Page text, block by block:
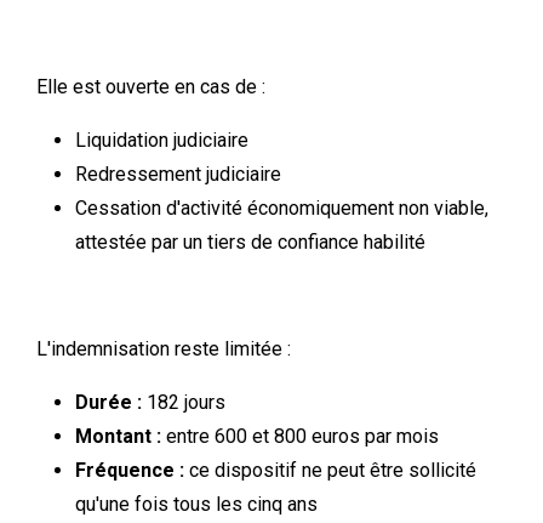
Elle est ouverte en cas de :
Liquidation judiciaire
Redressement judiciaire
Cessation d'activité économiquement non viable,
attestée par un tiers de confiance habilité
L'indemnisation reste limitée :
Durée : 182 jours
Montant : entre 600 et 800 euros par mois
Fréquence : ce dispositif ne peut être sollicité
qu'une fois tous les cinq ans